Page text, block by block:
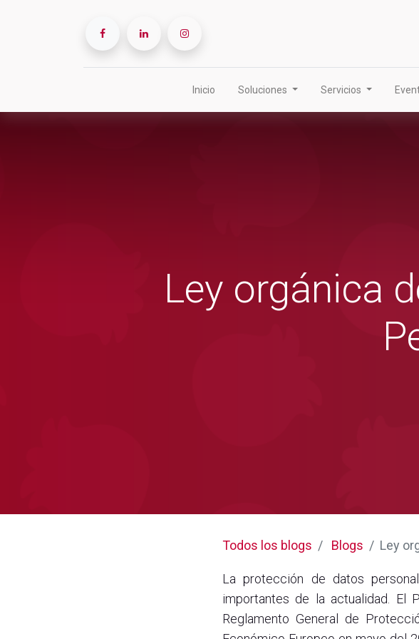
Inicio Soluciones Servicios
Ley orgánica
Todos los blogs Blogs Ley
La protección de datos
importantes de la actualidad. El
Reglamento General de